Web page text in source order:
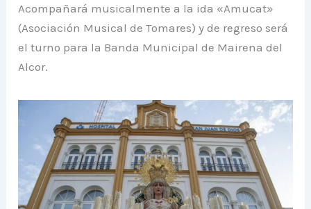
Acompañará musicalmente a la ida «Amucat»
(Asociación Musical de Tomares) y de regreso será
el turno para la Banda Municipal de Mairena del
Alcor.